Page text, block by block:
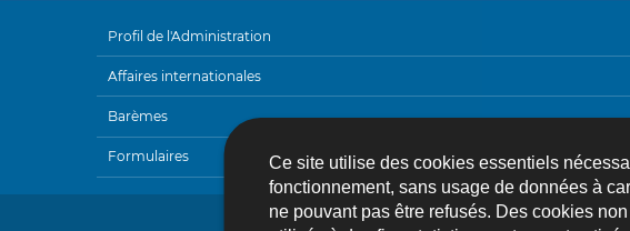
Ce site utilise des cookies essentiels
fonctionnement, sans usage de données à
ne pouvant pas être refusés. Des cookies
NAVIGATION
Profil de l'Administration
Affaires internationales
Barèmes
Formulaires